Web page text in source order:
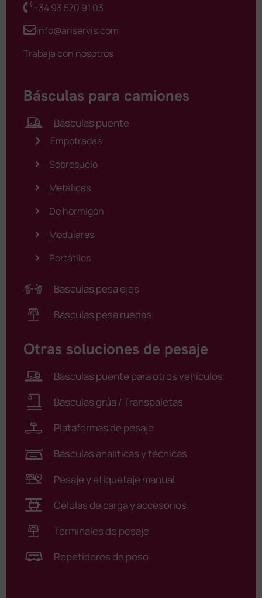
+34 93 570 91 03
info@ariservis.com
Trabaja con nosotros
Básculas para camiones
Básculas puente
Empotradas
Sobresuelo
Metálicas
De hormigón
Modulares
Portátiles
Básculas pesa ejes
Básculas pesa ruedas
Otras soluciones de pesaje
Básculas puente para otros vehículos
Básculas grúa / Transpaletas
Plataformas de pesaje
Básculas analíticas y técnicas
Pesaje y etiquetaje manual
Células de carga y accesorios
Terminales de pesaje
Repetidores de peso